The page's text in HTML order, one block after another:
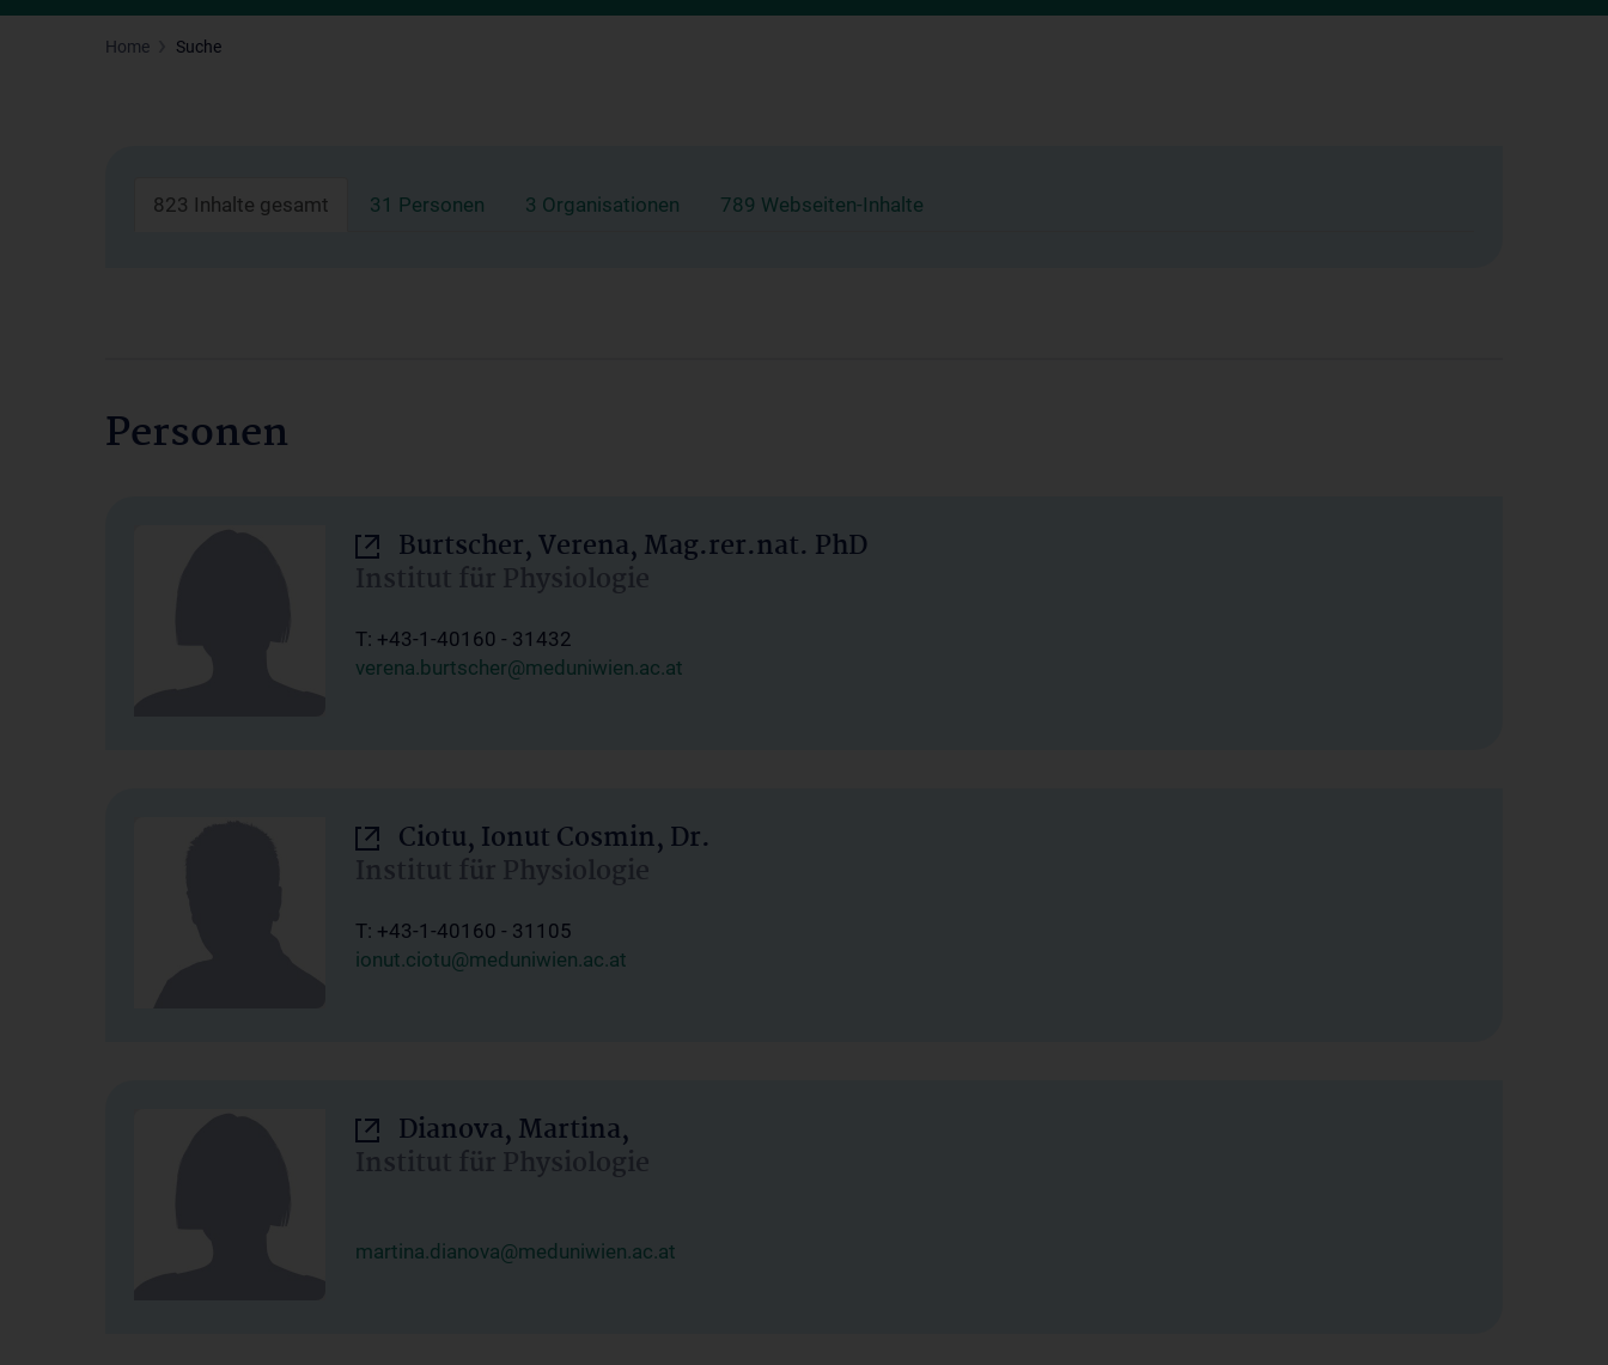
Home Suche
823 Inhalte gesamt 31 Personen 3 Organisationen 789 Webseiten-Inhalte
Personen
Burtscher, Verena, Mag.rer.nat. PhD
Institut für Physiologie
T: +43-1-40160 - 31432
verena.burtscher@meduniwien.ac.at
Ciotu, Ionut Cosmin, Dr.
Institut für Physiologie
T: +43-1-40160 - 31105
ionut.ciotu@meduniwien.ac.at
Dianova, Martina,
Institut für Physiologie
martina.dianova@meduniwien.ac.at